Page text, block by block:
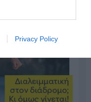
Privacy Policy